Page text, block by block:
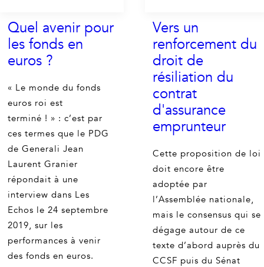
Quel avenir pour
les fonds en
euros ?
« Le monde du fonds
euros roi est
terminé ! » : c’est par
ces termes que le PDG
de Generali Jean
Laurent Granier
répondait à une
interview dans Les
Echos le 24 septembre
2019, sur les
performances à venir
des fonds en euros.
Vers un
renforcement du
droit de
résiliation du
contrat
d'assurance
emprunteur
Cette proposition de loi
doit encore être
adoptée par
l’Assemblée nationale,
mais le consensus qui se
dégage autour de ce
texte d’abord auprès du
CCSF puis du Sénat